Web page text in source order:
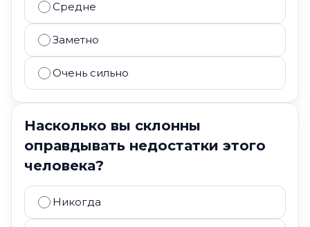
Средне
Заметно
Очень сильно
Насколько вы склонны
оправдывать недостатки этого
человека?
Никогда